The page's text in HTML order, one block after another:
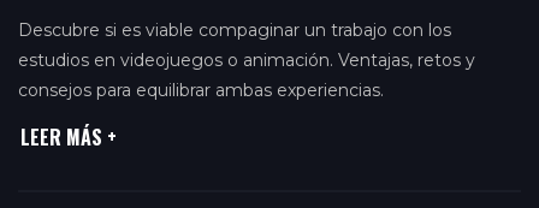
Descubre si es viable compaginar un trabajo con los
estudios en videojuegos o animación. Ventajas, retos y
consejos para equilibrar ambas experiencias.
LEER MÁS